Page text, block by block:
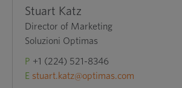
Stuart Katz
Director of Marketing
Soluzioni Optimas
P +1 (224) 521-8346
E stuart.katz@optimas.com